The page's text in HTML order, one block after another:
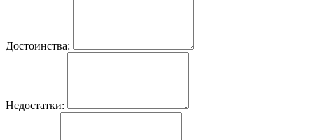
Достоинства:
Недостатки: